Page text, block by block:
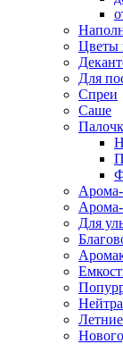
Цветы
Для
Спреи
Саше
Для